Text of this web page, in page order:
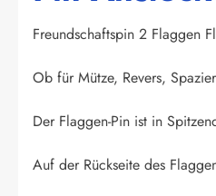
Freundschaftspin 2 Flaggen
Ob für Mütze, Revers,
Der Flaggen-Pin ist in
Auf der Rückseite des